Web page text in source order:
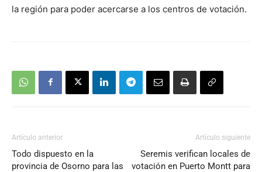
la región para poder acercarse a los centros de votación.
Artículo anterior
Todo dispuesto en la
provincia de Osorno para las
Artículo siguiente
Seremis verifican locales de
votación en Puerto Montt para